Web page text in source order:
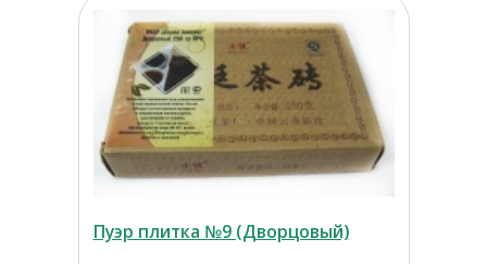
Пуэр плитка №9 (Дворцовый)